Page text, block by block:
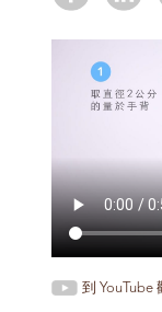
到 YouTube